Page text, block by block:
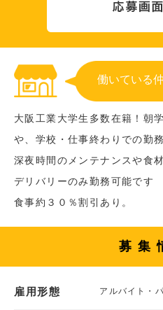
働いている
大阪工業大学生多数在籍！朝
や、学校・仕事終わりでの勤
深夜時間のメンテナンスや食
デリバリーのみ勤務可能です
食事約３０％割引あり。
募集
雇用形態 アルバイト・